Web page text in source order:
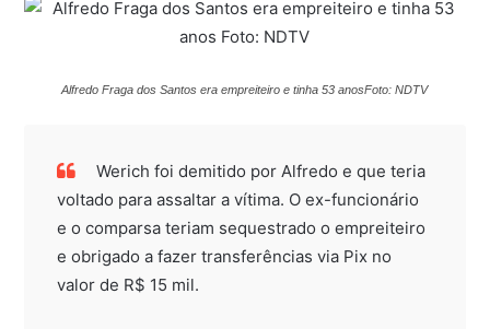
Alfredo Fraga dos Santos era empreiteiro e tinha 53 anosFoto: NDTV
Werich foi demitido por Alfredo e que teria
voltado para assaltar a vítima. O ex-funcionário
e o comparsa teriam sequestrado o empreiteiro
e obrigado a fazer transferências via Pix no
valor de R$ 15 mil.